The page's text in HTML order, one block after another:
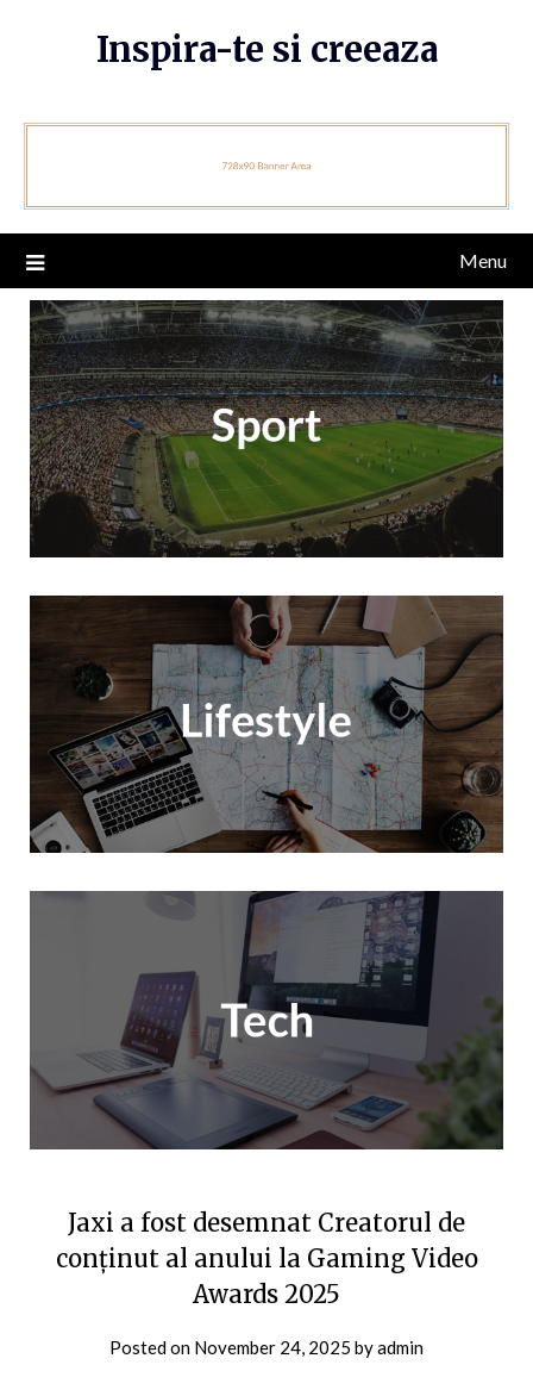
Inspira-te si creeaza
Menu
Jaxi a fost desemnat Creatorul de
conținut al anului la Gaming Video
Awards 2025
Posted on November 24, 2025 byadmin